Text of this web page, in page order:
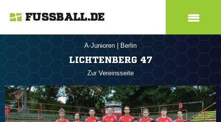
FUSSBALL.DE
A-Junioren Berlin
LICHTENBERG 47
Zur Vereinsseite